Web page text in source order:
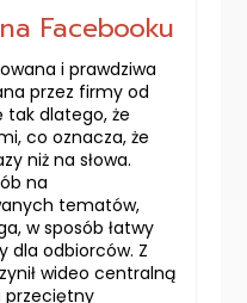
Facebooku
i prawdziwa
przez firmy od
tak dlatego, że
co oznacza, że
niż na słowa.
na
tematów,
w sposób łatwy
dla odbiorców. Z
wideo centralną
przeciętny